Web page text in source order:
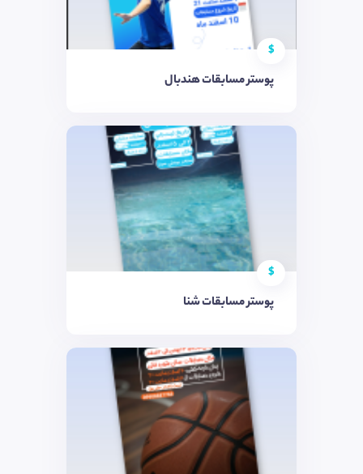
$
پوستر مسابقات هندبال
$
پوستر مسابقات شنا